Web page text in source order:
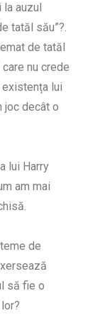
auzul
tatăl său”?.
de tatăl
nu crede
lui
joc decât o
lui Harry
am mai
de
să fie o